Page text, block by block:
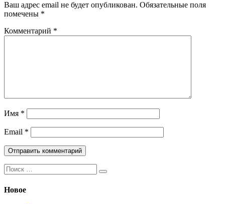
Ваш адрес email не будет опубликован. Обязательные поля
помечены *
Комментарий *
Имя *
Email *
Поиск:
Новое